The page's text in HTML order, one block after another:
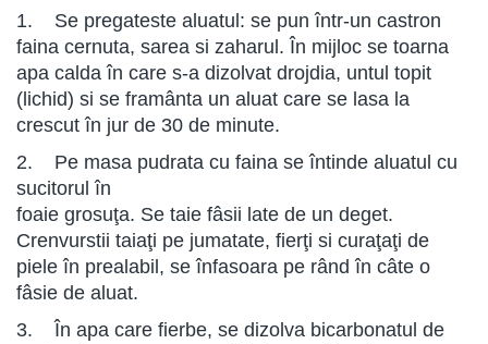
1. Se pregateste aluatul: se pun într-un castron
faina cernuta, sarea si zaharul. În mijloc se toarna
apa calda în care s-a dizolvat drojdia, untul topit
(lichid) si se framânta un aluat care se lasa la
crescut în jur de 30 de minute.
2. Pe masa pudrata cu faina se întinde aluatul cu
sucitorul în
foaie grosuţa. Se taie fâsii late de un deget.
Crenvurstii taiaţi pe jumatate, fierţi si curaţaţi de
piele în prealabil, se înfasoara pe rând în câte o
fâsie de aluat.
3. În apa care fierbe, se dizolva bicarbonatul de